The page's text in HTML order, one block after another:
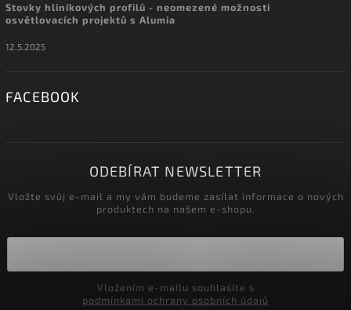
Stovky hliníkových profilů - neomezené možnosti
osvětlovacích projektů s Alumia
12.5.2025
FACEBOOK
ODEBÍRAT NEWSLETTER
Vložte svůj e-mail a my vám budeme zasílat informace o nových
produktech na našem e-shopu.
podmínkami ochrany osobních údajů